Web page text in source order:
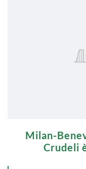
Milan-
Crudeli